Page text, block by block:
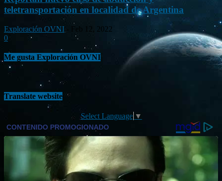
teletransportación en localidad de Argentina
Exploración OVNI
Feb 12, 2022
0
Me gusta Exploración OVNI
Translate website
Select Language ▼